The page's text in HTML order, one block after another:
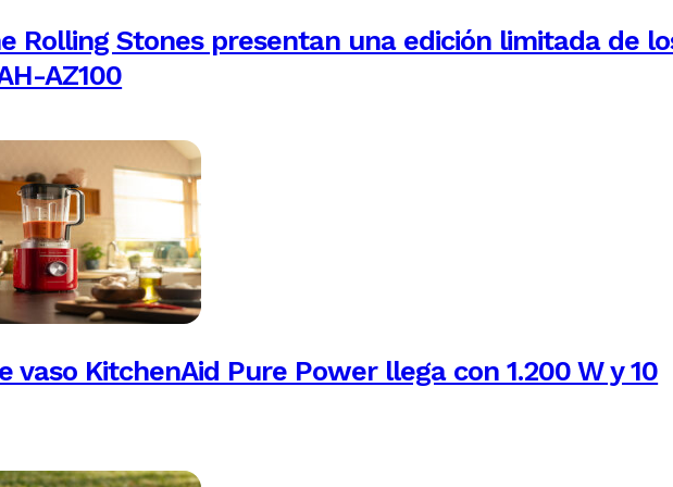
Rolling Stones presentan una edición limitada de
AZ100
vaso KitchenAid Pure Power llega con 1.200 W y 10